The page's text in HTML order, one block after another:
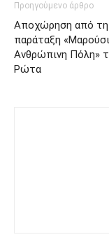
Προηγούμενο άρθρο
Αποχώρηση από τη
παράταξη «Μαρούσι
Ανθρώπινη Πόλη»
Ρώτα